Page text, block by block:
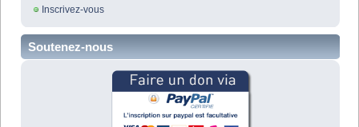
Inscrivez-vous
Soutenez-nous